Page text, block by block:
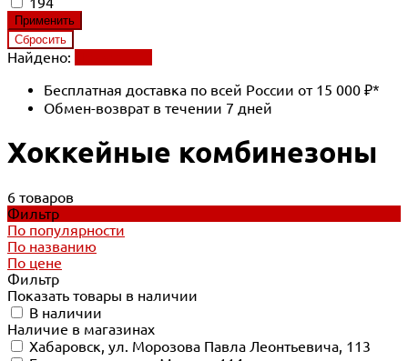
Найдено:
Бесплатная доставка по всей России от 15 000 ₽*
Обмен-возврат в течении 7 дней
Хоккейные комбинезоны
6 товаров
Фильтр
По популярности
По названию
По цене
Фильтр
Показать товары в наличии
В наличии
Наличие в магазинах
Хабаровск, ул. Морозова Павла Леонтьевича, 113